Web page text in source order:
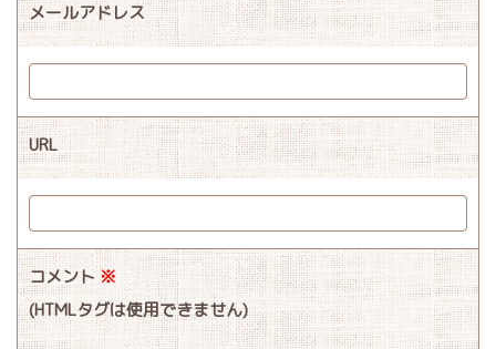
メールアドレス
URL
コメント※
(HTMLタグは使用できません)